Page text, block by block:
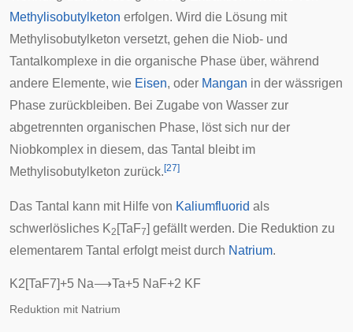
Methylisobutylketon erfolgen. Wird die Lösung mit
Methylisobutylketon versetzt, gehen die Niob- und
Tantalkomplexe in die organische Phase über, während
andere Elemente, wie Eisen, oder Mangan in der wässrigen
Phase zurückbleiben. Bei Zugabe von Wasser zur
abgetrennten organischen Phase, löst sich nur der
Niobkomplex in diesem, das Tantal bleibt im
Methylisobutylketon zurück. [27]
Das Tantal kann mit Hilfe von Kaliumfluorid als
schwerlösliches K2 [TaF7] gefällt werden. Die Reduktion zu
elementarem Tantal erfolgt meist durch Natrium.
K2[TaF7]+5 Na⟶Ta+5 NaF+2 KF
Reduktion mit Natrium